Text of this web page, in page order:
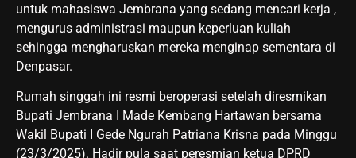
untuk mahasiswa Jembrana yang sedang mencari kerja ,
mengurus administrasi maupun keperluan kuliah
sehingga mengharuskan mereka menginap sementara di
Denpasar.
Rumah singgah ini resmi beroperasi setelah diresmikan
Bupati Jembrana I Made Kembang Hartawan bersama
Wakil Bupati I Gede Ngurah Patriana Krisna pada Minggu
(23/3/2025). Hadir pula saat peresmian ketua DPRD